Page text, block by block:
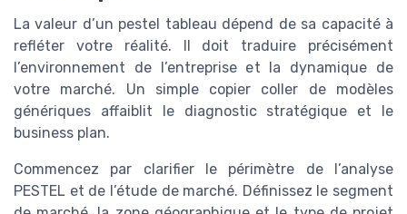
La valeur d’un pestel tableau dépend de sa capacité à
refléter votre réalité. Il doit traduire précisément
l’environnement de l’entreprise et la dynamique de
votre marché. Un simple copier coller de modèles
génériques affaiblit le diagnostic stratégique et le
business plan.
Commencez par clarifier le périmètre de l’analyse
PESTEL et de l’étude de marché. Définissez le segment